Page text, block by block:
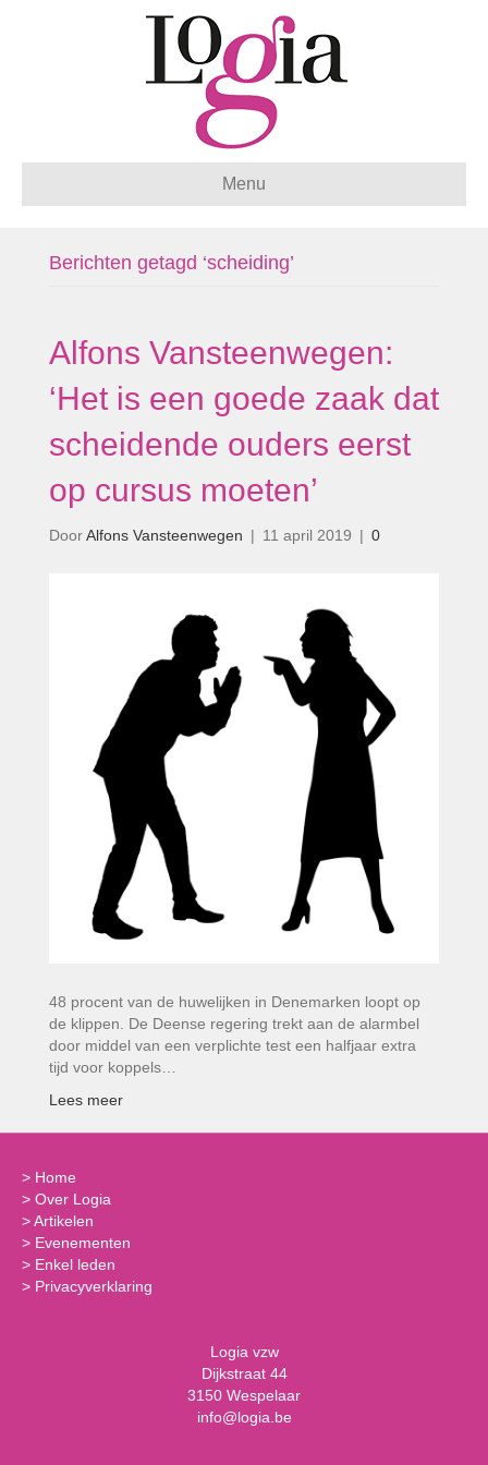
Menu
Berichten getagd ‘scheiding’
Alfons Vansteenwegen:
‘Het is een goede zaak dat
scheidende ouders eerst
op cursus moeten’
DoorAlfons Vansteenwegen | 11 april 2019 | 0
48 procent van de huwelijken in Denemarken loopt op
de klippen. De Deense regering trekt aan de alarmbel
door middel van een verplichte test een halfjaar extra
tijd voor koppels…
Lees meer
> Home
> Over Logia
>Artikelen
> Evenementen
> Enkel leden
> Privacyverklaring
Logia vzw
Dijkstraat 44
3150 Wespelaar
info@logia.be